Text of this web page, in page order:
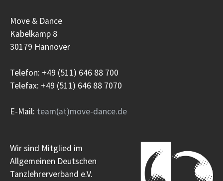
Move & Dance
Kabelkamp 8
30179 Hannover
Telefon: +49 (511) 646 88 700
Telefax: +49 (511) 646 88 7070
E-Mail: team(at)move-dance.de
Wir sind Mitglied im
Allgemeinen Deutschen
Tanzlehrerverband e.V.